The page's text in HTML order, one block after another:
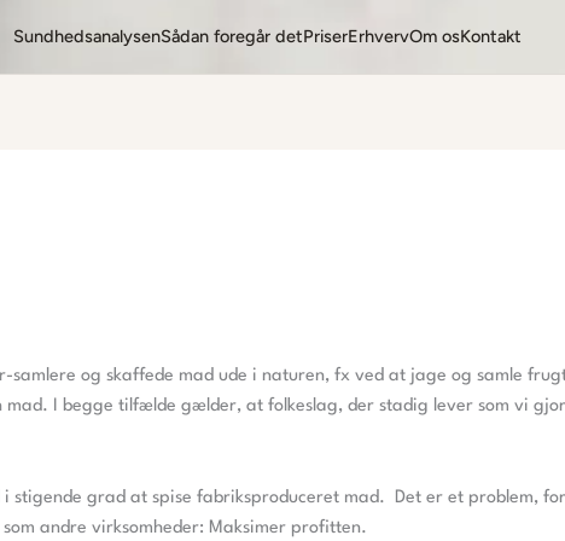
SundhedsanalysenSådan foregår detPriserErhvervOm osKontakt
og skaffede mad ude i naturen, fx ved at jage og samle
I begge tilfælde gælder, at folkeslag, der stadig lever som vi
stigende grad at spise fabriksproduceret mad. Det er et problem,
andre virksomheder: Maksimer profitten.